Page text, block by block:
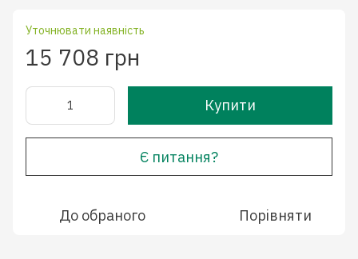
Уточнювати наявність
15 708 грн
Купити
Є питання?
До обраного Порівняти